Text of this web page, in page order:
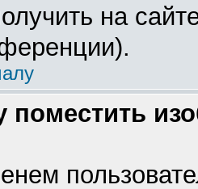
на
поместить